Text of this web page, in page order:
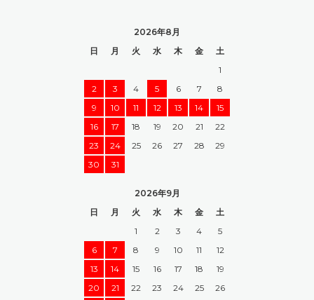
2026年8月
日
月 火 水 木 金
土
1
2
3 4 5 6 7
8
9
10 11 12 13 14
15
16
17 18 19 20 21
22
23
24 25 26 27 28
29
30
31
2026年9月
日
月 火 水 木 金
土
1
2 3 4
5
6
7 8 9 10 11
12
13
14 15 16 17 18
19
20
21 22 23 24 25
26